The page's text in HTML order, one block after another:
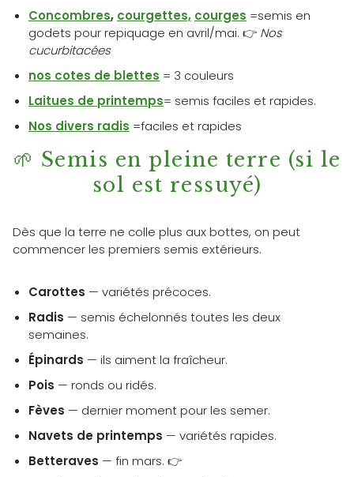
Concombres, courgettes, courges =semis en
godets pour repiquage en avril/mai. 👉 Nos
cucurbitacées
nos cotes de blettes = 3 couleurs
Laitues de printemps= semis faciles et rapides.
Nos divers radis =faciles et rapides
🌱 Semis en pleine terre (si le
sol est ressuyé)
Dès que la terre ne colle plus aux bottes, on peut
commencer les premiers semis extérieurs.
Carottes — variétés précoces.
Radis — semis échelonnés toutes les deux
semaines.
Épinards — ils aiment la fraîcheur.
Pois — ronds ou ridés.
Fèves — dernier moment pour les semer.
Navets de printemps — variétés rapides.
Betteraves — fin mars. 👉